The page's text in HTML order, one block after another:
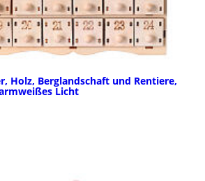
Holz, Berglandschaft und Rentiere,
Licht